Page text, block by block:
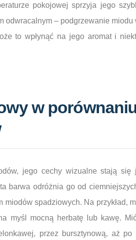
pokojowej sprzyja jego
odwracalnym – podgrzewanie
to wpłynąć na jego aromat i
w
jego cechy wizualne stają się
barwa odróżnia go od
spadziowych. Na przykład,
myśl mocną herbatę lub kawę.
przez bursztynową, aż po